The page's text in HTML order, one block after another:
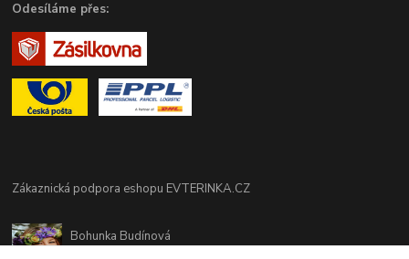
Odesíláme přes:
Zákaznická podpora eshopu EVTERINKA.CZ
Bohunka Budínová